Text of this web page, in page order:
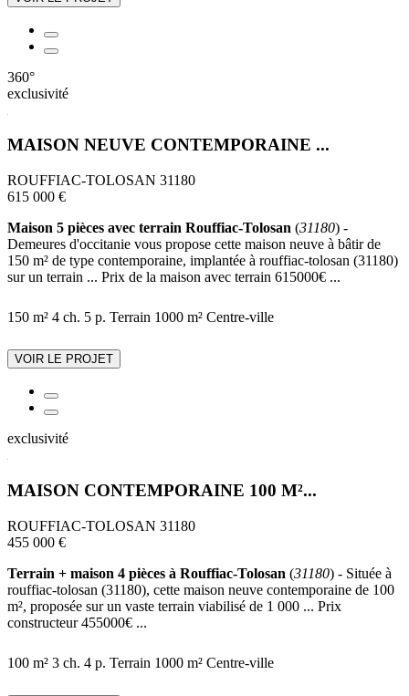
360°
exclusivité
MAISON NEUVE CONTEMPORAINE ...
ROUFFIAC-TOLOSAN 31180
615 000 €
Maison 5 pièces avec terrain Rouffiac-Tolosan (31180) -
Demeures d'occitanie vous propose cette maison neuve à bâtir de
150 m² de type contemporaine, implantée à rouffiac-tolosan (31180)
sur un terrain ... Prix de la maison avec terrain 615000€ ...
150 m² 4 ch. 5 p. Terrain 1000 m² Centre-ville
VOIR LE PROJET
exclusivité
MAISON CONTEMPORAINE 100 M²...
ROUFFIAC-TOLOSAN 31180
455 000 €
Terrain + maison 4 pièces à Rouffiac-Tolosan (31180) - Située à
rouffiac-tolosan (31180), cette maison neuve contemporaine de 100
m², proposée sur un vaste terrain viabilisé de 1 000 ... Prix
constructeur 455000€ ...
100 m² 3 ch. 4 p. Terrain 1000 m² Centre-ville